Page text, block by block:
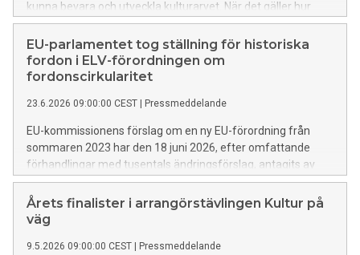
kunna bevara och utveckla kulturarvet. När det gäller hur
detta ska ske ges en mängd olika förslag.
EU-parlamentet tog ställning för historiska
fordon i ELV-förordningen om
fordonscirkularitet
23.6.2026 09:00:00 CEST Pressmeddelande
EU-kommissionens förslag om en ny EU-förordning från
sommaren 2023 har den 18 juni 2026, efter omfattande
förhandlingar med tusentals ändringsförslag, antagits av
EU-parlamentet med 437 röster för, 112 röster emot och 20
nedlagda röster.
Årets finalister i arrangörstävlingen Kultur på
väg
9.5.2026 09:00:00 CEST Pressmeddelande